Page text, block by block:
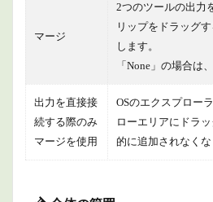
マージ
2つのツールの出力
リップをドラッグ
します。
「None」の場合は
出力を直接接
続する際のみ
マージを使用
OSのエクスプロー
ローエリアにドラ
的に追加されなくな